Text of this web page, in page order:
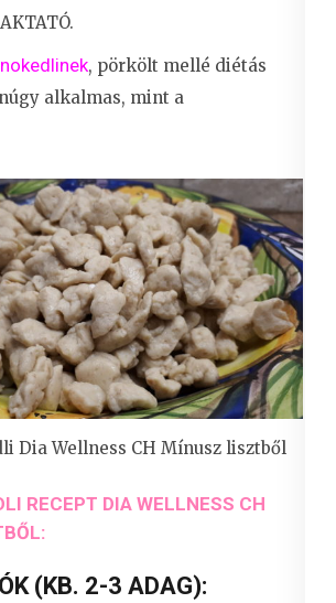
, pörkölt mellé diétás
alkalmas, mint a
Dia Wellness CH Mínusz lisztből
RECEPT DIA WELLNESS CH
(KB. 2-3 ADAG):